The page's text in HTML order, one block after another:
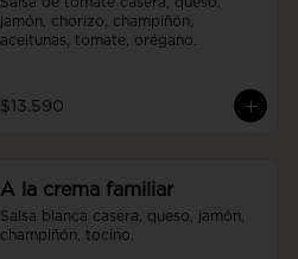
jamón, chorizo, champiñón,
aceitunas, tomate, orégano.
$13.590
A la crema familiar
Salsa blanca casera, queso, jamón,
champiñón, tocino.